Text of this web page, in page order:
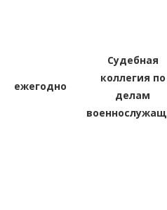
ежегодно
Судебная
коллегия по
делам